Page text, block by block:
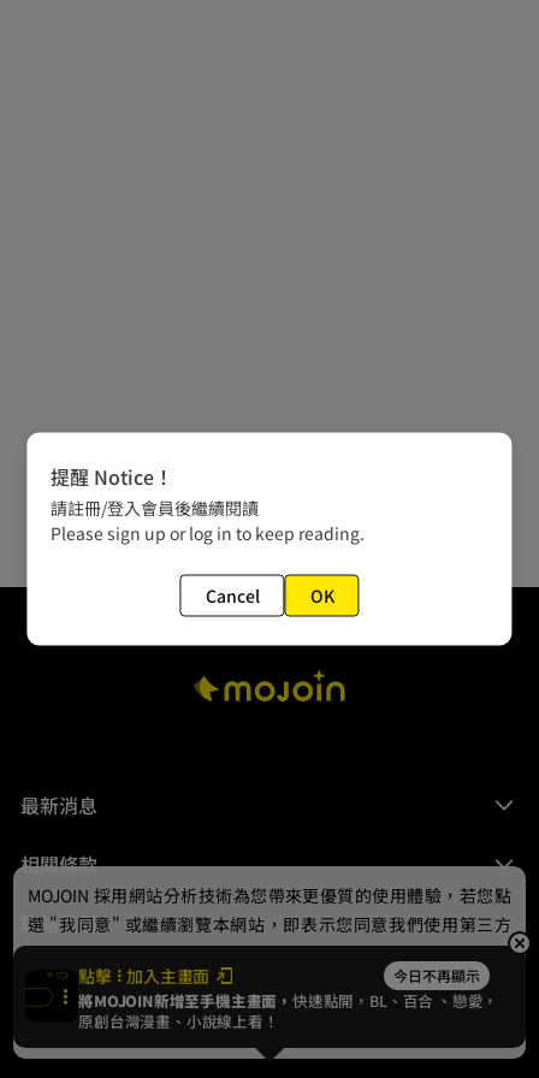
最新消息
相關條款
聯絡我們
© 2024 gamania Digital Entertainment Co., Ltd.
點擊 加入主畫面 今日不再顯示
將MOJOIN新增至手機主畫面，快速點開，BL、 百合 、戀愛，
原創台灣漫畫、小說線上看！
MOJOIN 採用網站分析技術為您帶來更優質的使用體驗，若您點
選 "我同意" 或繼續瀏覽本網站，即表示您同意我們使用第三方
Cookie，欲瞭解更多資訊請見隱私權政策。
我同意
提醒 Notice！
請註冊/登入會員後繼續閱讀
Please sign up or log in to keep reading.
Cancel OK